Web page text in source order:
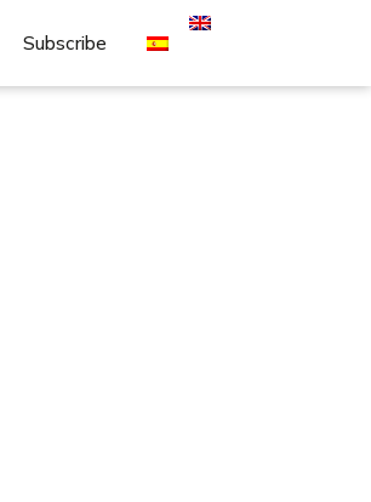
Subscribe